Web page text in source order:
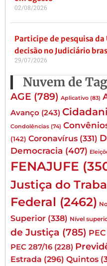
02/08/2026
Participe de pesquisa da
decisão no Judiciário
29/07/2026
Nuvem de
AGE (789) Aplicativo (83)
Avanço (243)
Condolências (74)
(142) Coronavírus (331)
Democracia (407)
FENAJUFE
Justiça do
Federal (2462)
Superior (338) Nível
de Justiça (785)
PEC 287/16 (228)
Estrada (296) Quintos